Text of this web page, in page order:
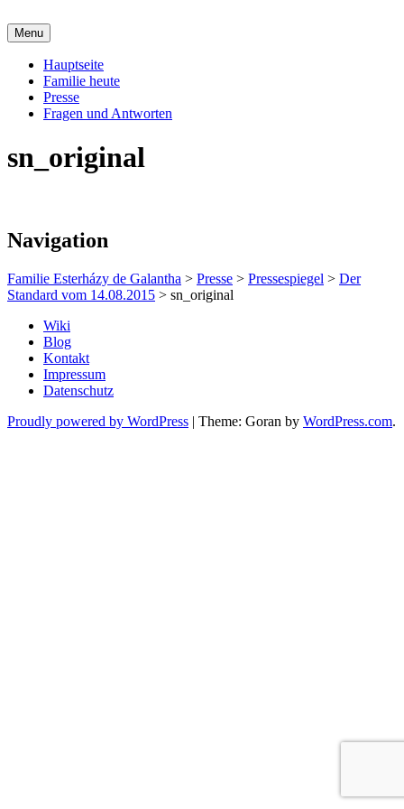
to
content
Familie Esterházy de Galantha
Galantha
Menu
Hauptseite
Familie heute
Presse
Fragen und Antworten
sn_original
Navigation
Familie Esterházy de Galantha > Presse > Pressespiegel > Der
Standard vom 14.08.2015 > sn_original
Wiki
Blog
Kontakt
Impressum
Datenschutz
Proudly powered by WordPress | Theme: Goran by WordPress.com.